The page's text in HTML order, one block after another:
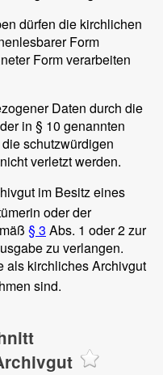
dürfen die kirchlichen
Form
Form verarbeiten
Daten durch die
in § 10 genannten
schutzwürdigen
verletzt werden.
im Besitz eines
oder der
§ 3 Abs. 1 oder 2 zur
zu verlangen.
als kirchliches Archivgut
sind.